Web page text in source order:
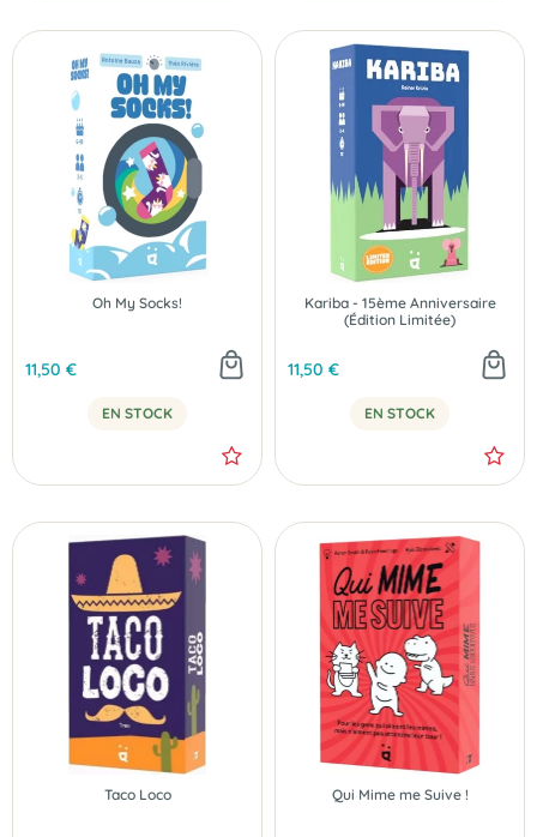
Oh My Socks!
11,50 €
EN STOCK
Kariba - 15ème Anniversaire
(Édition Limitée)
11,50 €
EN STOCK
Taco Loco Qui Mime me Suive !